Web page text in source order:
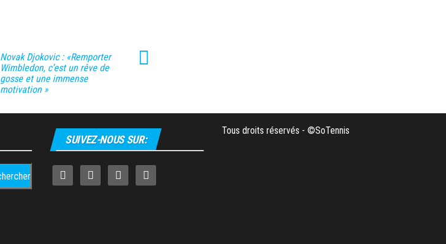
Novak Djokovic : «Remporter
Wimbledon, c’est un rêve de
gosse et une immense
motivation »
SUIVEZ-NOUS SUR:
Tous droits réservés - ©SoTennis